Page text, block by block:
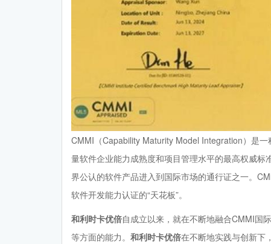
CMMI（Capability Maturity Model Integration）是
量软件企业能力成熟度和项目管理水平的最高权威
界公认的软件产品进入到国际市场的通行证之一。
软件开发能力认证的“天花板”。
和利时卡优倍自成立以来，就在不断地融合CMMI国
等方面的能力。 和利时卡优倍在不断地实践与创新下